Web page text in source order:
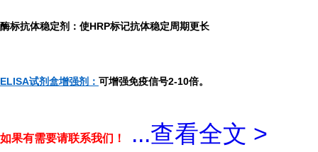
酶标抗体稳定剂：使HRP标记抗体稳定周期更长
ELISA试剂盒增强剂： 可增强免疫信号2-10倍。
如果有需要请联系我们！ ...查看全文 >